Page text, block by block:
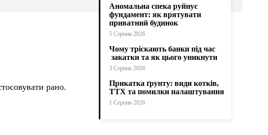
рано.
Аномальна спека руйнує
фундамент: як врятувати
приватний будинок
5 Серпня 2026
Чому тріскають банки під час
закатки та як цього уникнути
3 Серпня 2026
Прикатка ґрунту: види котків,
ТТХ та помилки налаштування
1 Серпня 2026